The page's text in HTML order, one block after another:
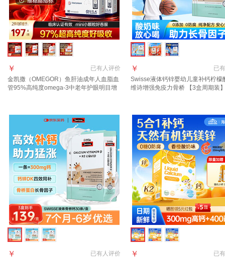
已有人评价
￥
金凯撒（OMEGOR）鱼肝油成年人血脂血
管95%高纯度omega-3中老年护眼明目增
已有
￥
Swisse液体钙锌婴幼儿童补钙柠檬
维诗增强免疫力骨桥 【3盒周期装
已有人评价
￥ 已有
￥